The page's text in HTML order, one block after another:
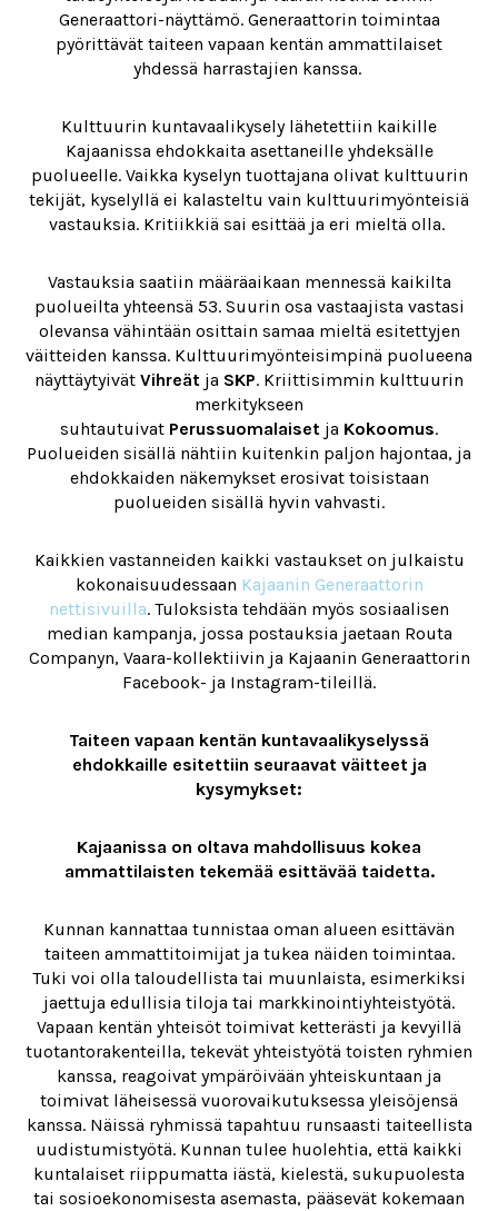
Generaattori-näyttämö. Generaattorin toimintaa
pyörittävät taiteen vapaan kentän ammattilaiset
yhdessä harrastajien kanssa.
Kulttuurin kuntavaalikysely lähetettiin kaikille
Kajaanissa ehdokkaita asettaneille yhdeksälle
puolueelle. Vaikka kyselyn tuottajana olivat kulttuurin
tekijät, kyselyllä ei kalasteltu vain kulttuurimyönteisiä
vastauksia. Kritiikkiä sai esittää ja eri mieltä olla.
Vastauksia saatiin määräaikaan mennessä kaikilta
puolueilta yhteensä 53. Suurin osa vastaajista vastasi
olevansa vähintään osittain samaa mieltä esitettyjen
väitteiden kanssa. Kulttuurimyönteisimpinä puolueena
näyttäytyivät Vihreät ja SKP. Kriittisimmin kulttuurin
merkitykseen
suhtautuivat Perussuomalaiset ja Kokoomus.
Puolueiden sisällä nähtiin kuitenkin paljon hajontaa, ja
ehdokkaiden näkemykset erosivat toisistaan
puolueiden sisällä hyvin vahvasti.
Kaikkien vastanneiden kaikki vastaukset on julkaistu
kokonaisuudessaan Kajaanin Generaattorin
nettisivuilla. Tuloksista tehdään myös sosiaalisen
median kampanja, jossa postauksia jaetaan Routa
Companyn, Vaara-kollektiivin ja Kajaanin Generaattorin
Facebook- ja Instagram-tileillä.
Taiteen vapaan kentän kuntavaalikyselyssä
ehdokkaille esitettiin seuraavat väitteet ja
kysymykset:
Kajaanissa on oltava mahdollisuus kokea
ammattilaisten tekemää esittävää taidetta.
Kunnan kannattaa tunnistaa oman alueen esittävän
taiteen ammattitoimijat ja tukea näiden toimintaa.
Tuki voi olla taloudellista tai muunlaista, esimerkiksi
jaettuja edullisia tiloja tai markkinointiyhteistyötä.
Vapaan kentän yhteisöt toimivat ketterästi ja kevyillä
tuotantorakenteilla, tekevät yhteistyötä toisten ryhmien
kanssa, reagoivat ympäröivään yhteiskuntaan ja
toimivat läheisessä vuorovaikutuksessa yleisöjensä
kanssa. Näissä ryhmissä tapahtuu runsaasti taiteellista
uudistumistyötä. Kunnan tulee huolehtia, että kaikki
kuntalaiset riippumatta iästä, kielestä, sukupuolesta
tai sosioekonomisesta asemasta, pääsevät kokemaan